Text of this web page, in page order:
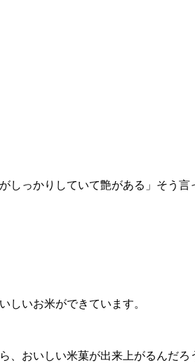
しっかりしていて艶がある」そう
しいお米ができています。
おいしい米菓が出来上がるんだろ